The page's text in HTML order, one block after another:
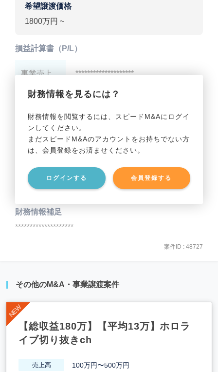
希望譲渡価格
1800万円 ~
財務情報を見るには？
財務情報を閲覧するには、スピードM&Aにログイ
ンしてください。
まだスピードM&Aのアカウントをお持ちでない方
は、会員登録をお済ませください。
ログインする 会員登録する
損益計算書（P/L）
事業売上 ********************
事業利益 ********************
貸借対照表（B/S）
事業資産 ********************
事業負債 ********************
財務情報補足
********************
案件ID : 48727
その他のM&A・事業譲渡案件
【総収益180万】【平均13万】ホロラ
イブ切り抜きch
売上高 100万円〜500万円